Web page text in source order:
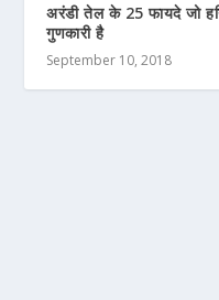
अरंडी तेल के 25 फायदे जो
गुणकारी है
September 10, 2018